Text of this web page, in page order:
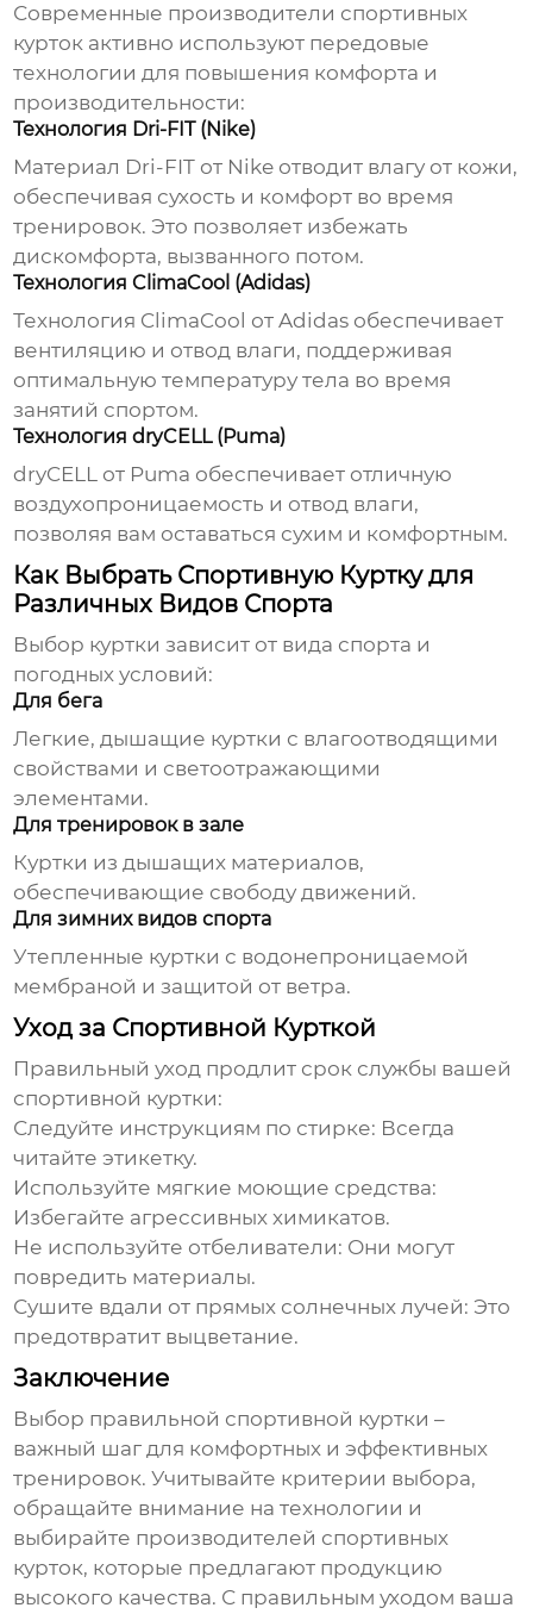
Современные производители спортивных
курток активно используют передовые
технологии для повышения комфорта и
производительности:
Технология Dri-FIT (Nike)
Материал Dri-FIT от Nike отводит влагу от кожи,
обеспечивая сухость и комфорт во время
тренировок. Это позволяет избежать
дискомфорта, вызванного потом.
Технология ClimaCool (Adidas)
Технология ClimaCool от Adidas обеспечивает
вентиляцию и отвод влаги, поддерживая
оптимальную температуру тела во время
занятий спортом.
Технология dryCELL (Puma)
dryCELL от Puma обеспечивает отличную
воздухопроницаемость и отвод влаги,
позволяя вам оставаться сухим и комфортным.
Как Выбрать Спортивную Куртку для
Различных Видов Спорта
Выбор куртки зависит от вида спорта и
погодных условий:
Для бега
Легкие, дышащие куртки с влагоотводящими
свойствами и светоотражающими
элементами.
Для тренировок в зале
Куртки из дышащих материалов,
обеспечивающие свободу движений.
Для зимних видов спорта
Утепленные куртки с водонепроницаемой
мембраной и защитой от ветра.
Уход за Спортивной Курткой
Правильный уход продлит срок службы вашей
спортивной куртки:
Следуйте инструкциям по стирке: Всегда
читайте этикетку.
Используйте мягкие моющие средства:
Избегайте агрессивных химикатов.
Не используйте отбеливатели: Они могут
повредить материалы.
Сушите вдали от прямых солнечных лучей: Это
предотвратит выцветание.
Заключение
Выбор правильной спортивной куртки –
важный шаг для комфортных и эффективных
тренировок. Учитывайте критерии выбора,
обращайте внимание на технологии и
выбирайте производителей спортивных
курток, которые предлагают продукцию
высокого качества. С правильным уходом ваша